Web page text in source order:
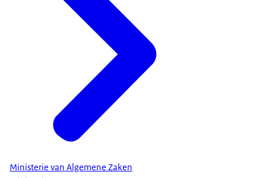
Ministerie van Algemene Zaken